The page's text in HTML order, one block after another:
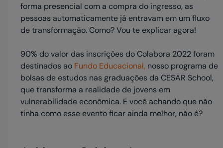
forma presencial com a compra do ingresso, as
pessoas automaticamente já entravam em um fluxo
de transformação. Como? Vou te explicar agora!
90% do valor das inscrições do Colabora 2022 foram
destinados ao Fundo Educacional, nosso programa de
bolsas de estudos nas graduações da CESAR School,
que transforma a realidade de jovens em
vulnerabilidade econômica. E você achando que não
tinha como esse evento ficar ainda melhor, não é?